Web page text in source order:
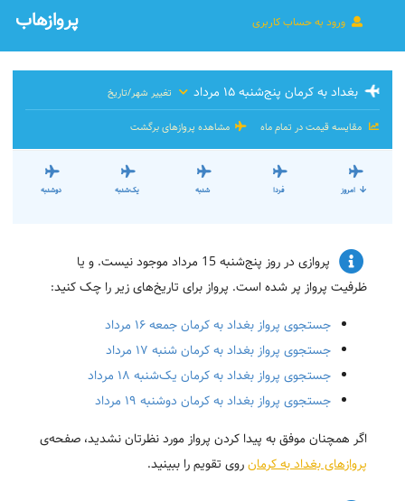
ورود به حساب کاربری پروازهاب
بغداد به کرمان پنج‌شنبه ۱۵ مرداد تغییر شهر/تاریخ
مقایسه قیمت در تمام ماه مشاهده پروازهای برگشت
امروز فردا شنبه یک‌شنبه دوشنبه
پروازی در روز پنج‌شنبه 15 مرداد موجود نیست. و یا
ظرفیت پرواز پر شده است. پرواز برای تاریخ‌های زیر را چک کنید:
جستجوی پرواز بغداد به کرمان جمعه ۱۶ مرداد
جستجوی پرواز بغداد به کرمان شنبه ۱۷ مرداد
جستجوی پرواز بغداد به کرمان یک‌شنبه ۱۸ مرداد
جستجوی پرواز بغداد به کرمان دوشنبه ۱۹ مرداد
اگر همچنان موفق به پیدا کردن پرواز مورد نظرتان نشدید، صفحه‌ی
پروازهای بغداد به کرمانروی تقویم را ببینید.